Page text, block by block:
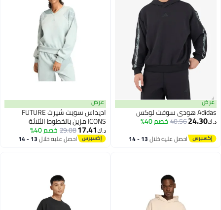
عرض
Adidas هودي سوفت لوكس
د.ك‏24.30
40.56خصم 40%
احصل عليه خلال 13 - 14
اغسطس
عرض
اديداس سويت شيرت FUTURE
ICONS مزين بالخطوط الثلاثة
د.ك‏17.41
29.08خصم 40%
احصل عليه خلال 13 - 14
اغسطس